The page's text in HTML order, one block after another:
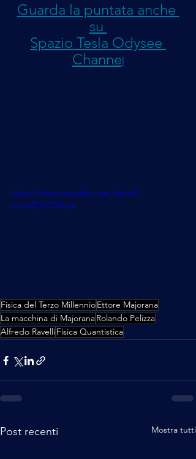
Guarda la puntata anche
su
Spazio Tesla Odysee
Channe
https://www.youtube.com/watch?
v=owZ1O17Ykaw
Fisica del Terzo MillennioEttore Majorana
La macchina di MajoranaRolando Pelizza
Alfredo RavelliFisica Quantistica
Post recenti Mostra tutti